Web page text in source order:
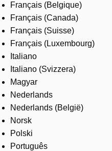
Français (Belgique)
Français (Canada)
Français (Suisse)
Français (Luxembourg)
Italiano
Italiano (Svizzera)
Magyar
Nederlands
Nederlands (België)
Norsk
Polski
Português